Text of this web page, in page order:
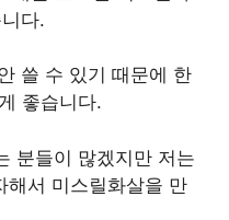
다.
쓸 수 있기 때문에 한
좋습니다.
분들이 많겠지만 저는
서 미스릴화살을 만